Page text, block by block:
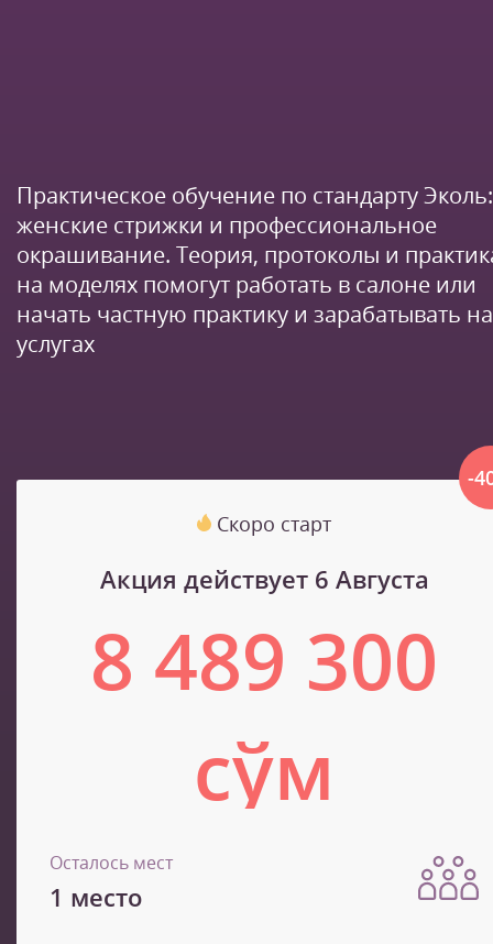
Практическое обучение по стандарту Эколь:
женские стрижки и профессиональное
окрашивание. Теория, протоколы и
на моделях помогут работать в салоне или
начать частную практику и зарабатывать на
услугах
-
Скоро старт
Акция действует 6 Августа
8 489 300
сўм
Осталось мест
1 место